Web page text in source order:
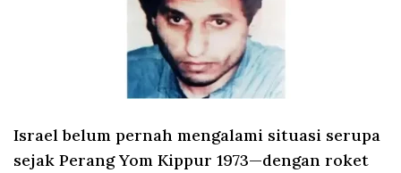
Israel belum pernah mengalami situasi serupa
sejak Perang Yom Kippur 1973—dengan roket